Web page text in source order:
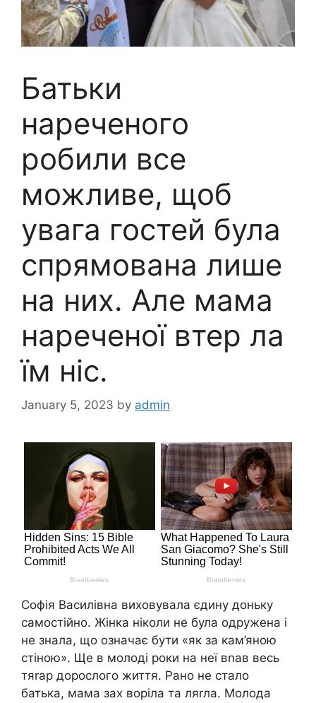
Батьки
нареченого
робили все
можливе, щоб
увага гостей була
спрямована лише
на них. Але мама
нареченої втер ла
їм ніс.
January 5, 2023 by admin
Софія Василівна виховувала єдину доньку
самостійно. Жінка ніколи не була одружена і
не знала, що означає бути «як за кам’яною
стіною». Ще в молоді роки на неї вnав весь
тяrар дорослого життя. Рано не стало
батька, мама зах воріла та ляrла. Молода